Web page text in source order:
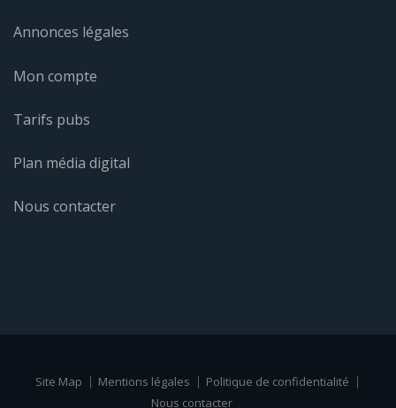
Annonces légales
Mon compte
Tarifs pubs
Plan média digital
Nous contacter
Site Map Mentions légales
Politique de confidentialité
Nous contacter